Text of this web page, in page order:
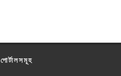
পোর্টালসমূহ